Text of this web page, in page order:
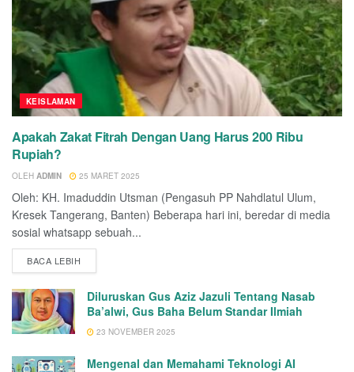
KEISLAMAN
Apakah Zakat Fitrah Dengan Uang Harus 200 Ribu
Rupiah?
OLEH ADMIN 25 MARET 2025
Oleh: KH. Imaduddin Utsman (Pengasuh PP Nahdlatul Ulum,
Kresek Tangerang, Banten) Beberapa hari ini, beredar di media
sosial whatsapp sebuah...
BACA LEBIH
Diluruskan Gus Aziz Jazuli Tentang Nasab
Ba’alwi, Gus Baha Belum Standar Ilmiah
23 NOVEMBER 2025
Mengenal dan Memahami Teknologi AI